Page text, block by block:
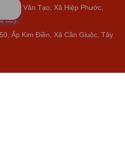
Văn Tạo, Xã Hiệp Phước,
Bè).
Ấp Kim Điền, Xã Cần Giuộc, Tây